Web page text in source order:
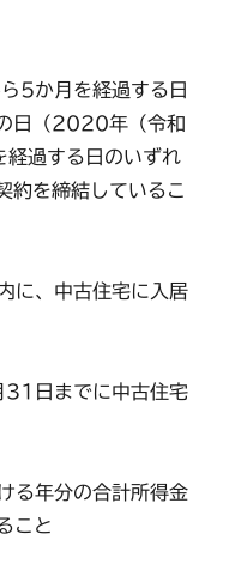
5か月を経過する日
日（2020年（令和
過する日のいずれ
約を締結しているこ
に、中古住宅に入居
日までに中古住宅
る年分の合計所得金
こと